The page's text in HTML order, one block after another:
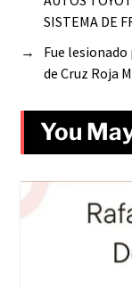
SISTEMA DE
→
Fue
de Cruz Roja
You